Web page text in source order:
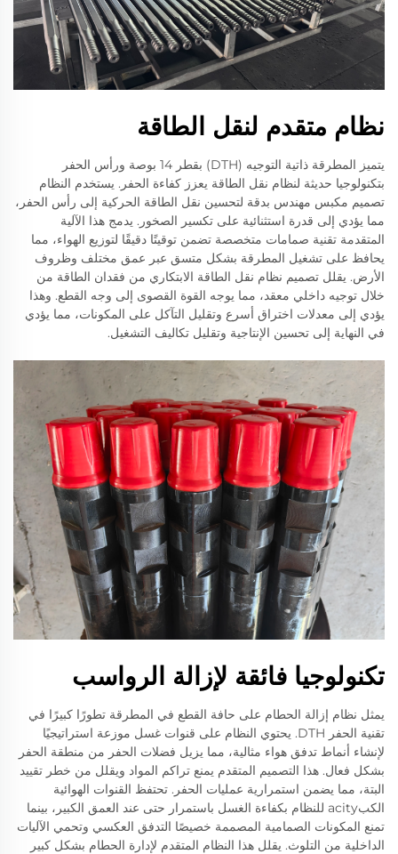
نظام متقدم لنقل الطاقة
يتميز المطرقة ذاتية التوجيه (DTH) بقطر 14 بوصة ورأس الحفر
بتكنولوجيا حديثة لنظام نقل الطاقة يعزز كفاءة الحفر. يستخدم النظام
تصميم مكبس مهندس بدقة لتحسين نقل الطاقة الحركية إلى رأس الحفر،
مما يؤدي إلى قدرة استثنائية على تكسير الصخور. يدمج هذا الآلية
المتقدمة تقنية صمامات متخصصة تضمن توقيتًا دقيقًا لتوزيع الهواء، مما
يحافظ على تشغيل المطرقة بشكل متسق عبر عمق مختلف وظروف
الأرض. يقلل تصميم نظام نقل الطاقة الابتكاري من فقدان الطاقة من
خلال توجيه داخلي معقد، مما يوجه القوة القصوى إلى وجه القطع. وهذا
يؤدي إلى معدلات اختراق أسرع وتقليل التآكل على المكونات، مما يؤدي
في النهاية إلى تحسين الإنتاجية وتقليل تكاليف التشغيل.
تكنولوجيا فائقة لإزالة الرواسب
يمثل نظام إزالة الحطام على حافة القطع في المطرقة تطورًا كبيرًا في
تقنية الحفر DTH. يحتوي النظام على قنوات غسل موزعة استراتيجيًا
لإنشاء أنماط تدفق هواء مثالية، مما يزيل فضلات الحفر من منطقة الحفر
بشكل فعال. هذا التصميم المتقدم يمنع تراكم المواد ويقلل من خطر تقييد
البتة، مما يضمن استمرارية عمليات الحفر. تحتفظ القنوات الهوائية
الكبacity للنظام بكفاءة الغسل باستمرار حتى عند العمق الكبير، بينما
تمنع المكونات الصمامية المصممة خصيصًا التدفق العكسي وتحمي الآليات
الداخلية من التلوث. يقلل هذا النظام المتقدم لإدارة الحطام بشكل كبير